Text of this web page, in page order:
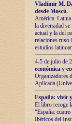
Vladímir М.
desde Moscú.
América Latina
la diversidad
actual у lа del
relaciones
estudios
4-5 de julio de
económica y
Organizadores
Aplicada
España: vivir
El libro recoge
“España:
Ibéricos del